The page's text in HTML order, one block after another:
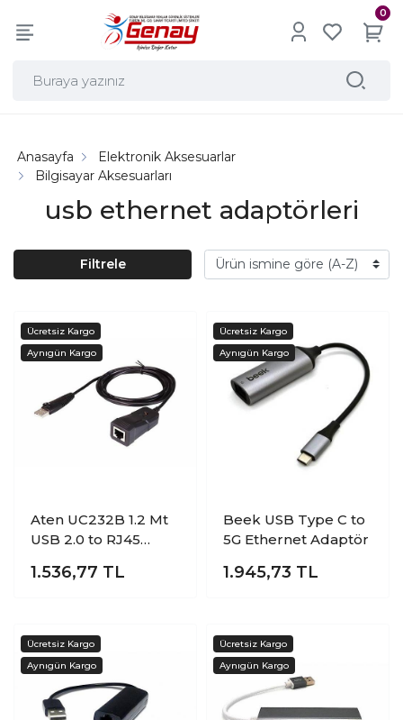
0
usb ethernet adaptörleri
Anasayfa
Elektronik Aksesuarlar
Bilgisayar Aksesuarları
Filtrele
Aten UC232B 1.2 Mt
USB 2.0 to RJ45
USB Ethernet Ağ
1.536,77 TL
Beek USB Type C to
5G Ethernet Adaptör
1.945,73 TL